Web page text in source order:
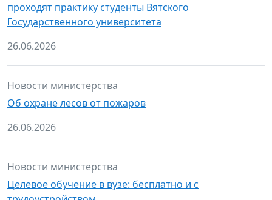
проходят практику студенты Вятского
Государственного университета
26.06.2026
Новости министерства
Об охране лесов от пожаров
26.06.2026
Новости министерства
Целевое обучение в вузе: бесплатно и с